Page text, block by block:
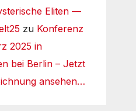
Eliten —
zu Konferenz
2025 in
bei Berlin – Jetzt
ansehen…